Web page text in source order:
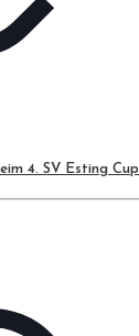
4. SV Esting Cup